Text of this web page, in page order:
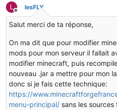
L
Hors-ligne
lesFLY
Salut merci de ta réponse,
On ma dit que pour modifier
mods pour mon serveur il fallait
modifier minecraft, puis
nouveau .jar a mettre pour mon
donc si je fais cette technique:
https://
menu-principal/ sans les